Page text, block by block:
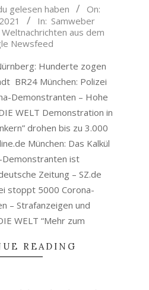
gelesen haben
On:
In: Samweber
aus dem
Newsfeed
Hunderte zogen
BR24 München: Polizei
Demonstranten – Hohe
WELT Demonstration in
drohen bis zu 3.000
München: Das Kalkül
Demonstranten ist
Zeitung – SZ.de
stoppt 5000 Corona-
– Strafanzeigen und
WELT “Mehr zum
READING